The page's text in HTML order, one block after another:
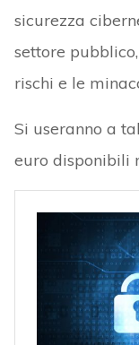
sicurezza
settore
rischi e le
Si useranno a
euro disponibili